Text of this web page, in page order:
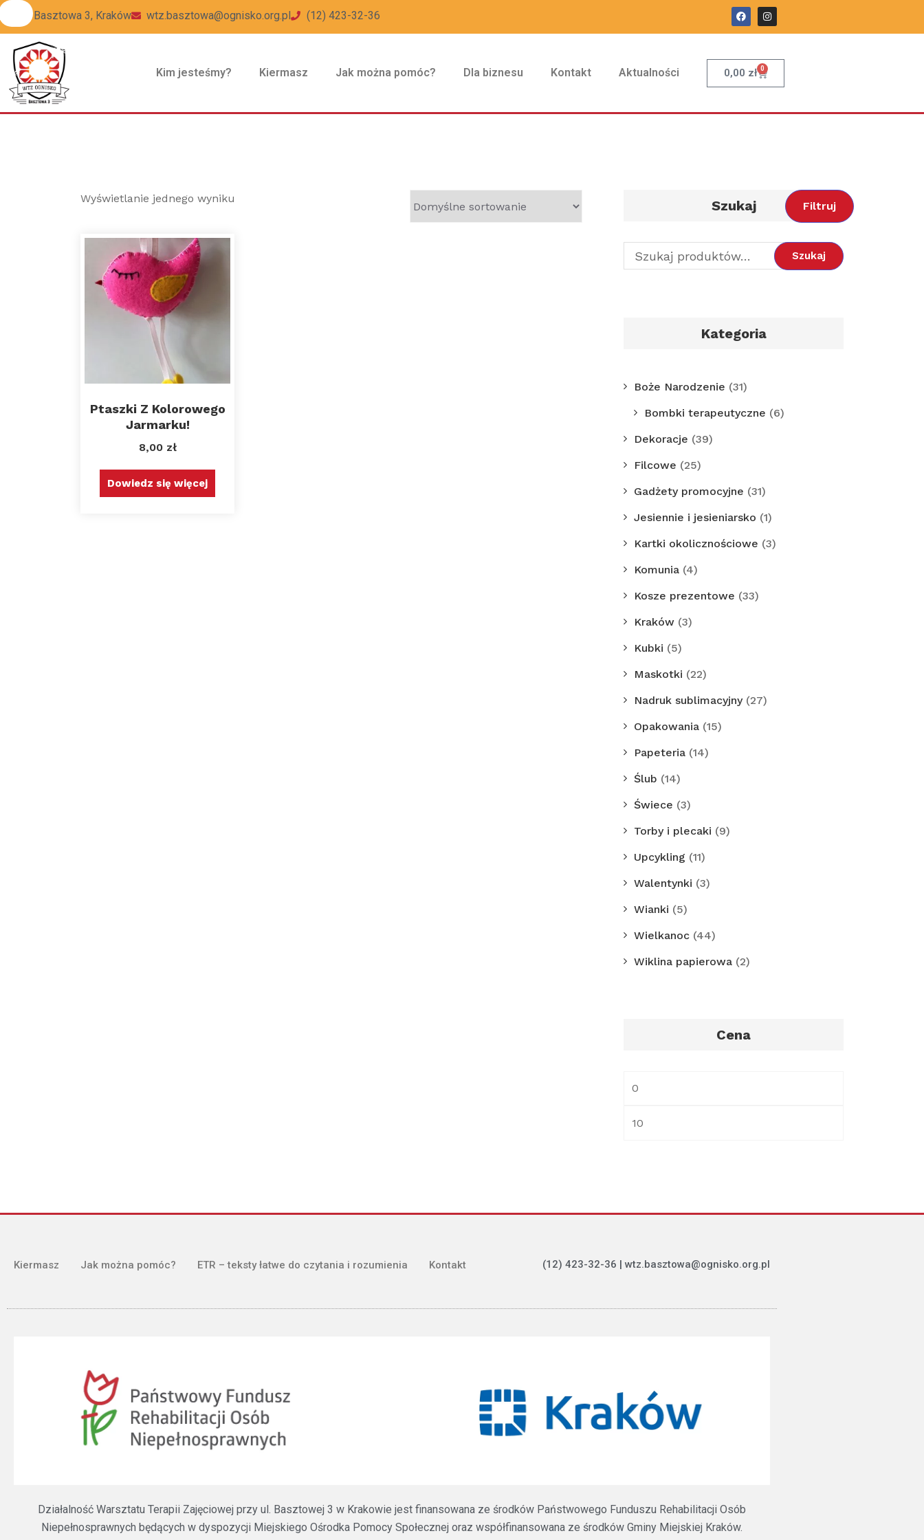
ul Basztowa 3, Kraków wtz.basztowa@ognisko.org.pl (12) 423-32-36
Kim jesteśmy? Kiermasz Jak można pomóc? Dla biznesu Kontakt Aktualności 0,00 zł 0
Wyświetlanie jednego wyniku
Ptaszki Z Kolorowego
Jarmarku!
8,00 zł
Dowiedz się więcej
Szukaj
Szukaj
Kategoria
Boże Narodzenie (31)
Bombki terapeutyczne (6)
Dekoracje (39)
Filcowe (25)
Gadżety promocyjne (31)
Jesiennie i jesieniarsko (1)
Kartki okolicznościowe (3)
Komunia (4)
Kosze prezentowe (33)
Kraków (3)
Kubki (5)
Maskotki (22)
Nadruk sublimacyjny (27)
Opakowania (15)
Papeteria (14)
Ślub (14)
Świece (3)
Torby i plecaki (9)
Upcykling (11)
Walentynki (3)
Wianki (5)
Wielkanoc (44)
Wiklina papierowa (2)
Cena
Filtruj
Kiermasz Jak można pomóc? ETR – teksty łatwe do czytania i rozumienia Kontakt (12) 423-32-36 | wtz.basztowa@ognisko.org.pl
Działalność Warsztatu Terapii Zajęciowej przy ul. Basztowej 3 w Krakowie jest finansowana ze środków Państwowego Funduszu Rehabilitacji Osób
Niepełnosprawnych będących w dyspozycji Miejskiego Ośrodka Pomocy Społecznej oraz współfinansowana ze środków Gminy Miejskiej Kraków.